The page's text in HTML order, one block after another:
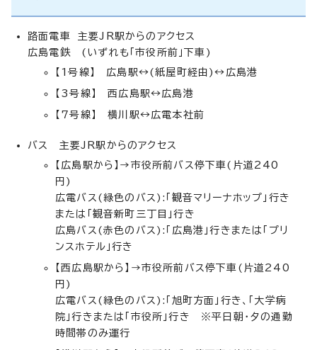
路面電車 主要JR駅からのアクセス
広島電鉄 (いずれも「市役所前」下車)
【1号線】 広島駅↔(紙屋町経由)↔広島港
【3号線】 西広島駅↔広島港
【7号線】 横川駅↔広電本社前
バス 主要JR駅からのアクセス
【広島駅から】→市役所前バス停下車(片道240
円)
広電バス(緑色のバス):「観音マリーナホップ」行き
または「観音新町三丁目」行き
広島バス(赤色のバス):「広島港」行きまたは「プリ
ンスホテル」行き
【西広島駅から】→市役所前バス停下車(片道240
円)
広電バス(緑色のバス):「旭町方面」行き、「大学病
院」行きまたは「市役所」行き ※平日朝・夕の通勤
時間帯のみ運行